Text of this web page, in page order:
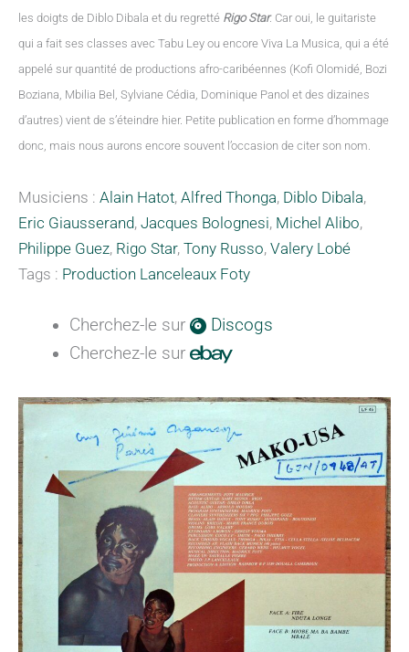
les doigts de Diblo Dibala et du regretté Rigo Star. Car oui, le guitariste
qui a fait ses classes avec Tabu Ley ou encore Viva La Musica, qui a été
appelé sur quantité de productions afro-caribéennes (Kofi Olomidé, Bozi
Boziana, Mbilia Bel, Sylviane Cédia, Dominique Panol et des dizaines
d’autres) vient de s’éteindre hier. Petite publication en forme d’hommage
donc, mais nous aurons encore souvent l’occasion de citer son nom.
Musiciens : Alain Hatot, Alfred Thonga, Diblo Dibala,
Eric Giausserand, Jacques Bolognesi, Michel Alibo,
Philippe Guez, Rigo Star, Tony Russo, Valery Lobé
Tags : Production Lanceleaux Foty
Cherchez-le sur
Discogs
Cherchez-le sur